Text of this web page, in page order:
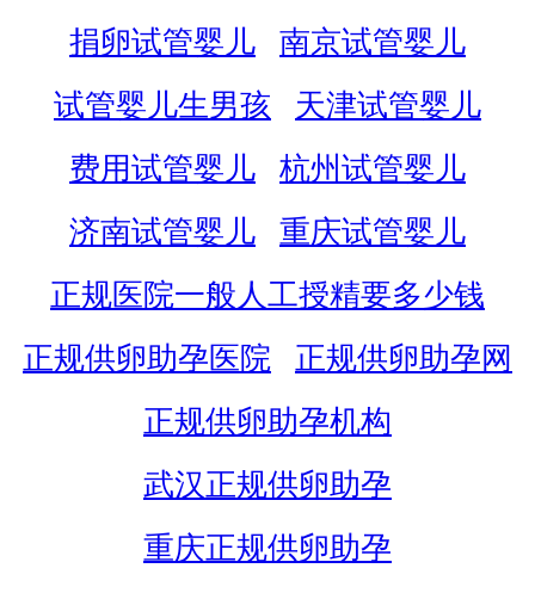
捐卵试管婴儿
南京试管婴儿
试管婴儿生男孩
天津试管婴儿
费用试管婴儿
杭州试管婴儿
济南试管婴儿
重庆试管婴儿
正规医院一般人工授精要多少钱
正规供卵助孕医院
正规供卵助孕网
正规供卵助孕机构
武汉正规供卵助孕
重庆正规供卵助孕